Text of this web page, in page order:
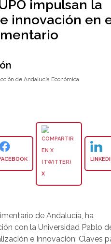
impulsan la
innovación en
de Andalucía Económica.
FACEBOOK
X
de Andalucía, ha
con la Universidad Pablo
e Innovación: Claves